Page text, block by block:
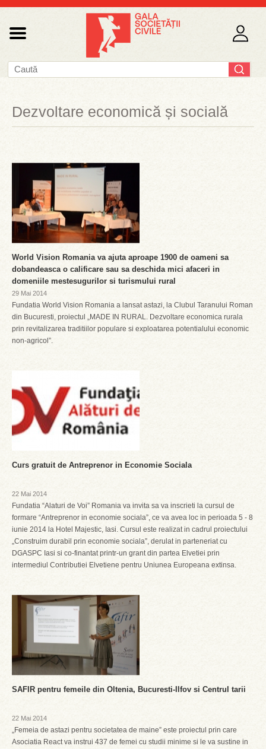
Dezvoltare economică și socială
World Vision Romania va ajuta aproape 1900 de oameni sa
dobandeasca o calificare sau sa deschida mici afaceri in
domeniile mestesugurilor si turismului rural
29 Mai 2014
Fundatia World Vision Romania a lansat astazi, la Clubul Taranului Roman
din Bucuresti, proiectul „MADE IN RURAL. Dezvoltare economica rurala
prin revitalizarea traditiilor populare si exploatarea potentialului economic
non-agricol”.
Curs gratuit de Antreprenor in Economie Sociala
22 Mai 2014
Fundatia “Alaturi de Voi” Romania va invita sa va inscrieti la cursul de
formare “Antreprenor in economie sociala”, ce va avea loc in perioada 5 - 8
iunie 2014 la Hotel Majestic, Iasi. Cursul este realizat in cadrul proiectului
„Construim durabil prin economie sociala”, derulat in parteneriat cu
DGASPC Iasi si co-finantat printr-un grant din partea Elvetiei prin
intermediul Contributiei Elvetiene pentru Uniunea Europeana extinsa.
SAFIR pentru femeile din Oltenia, Bucuresti-Ilfov si Centrul tarii
22 Mai 2014
„Femeia de astazi pentru societatea de maine” este proiectul prin care
Asociatia React va instrui 437 de femei cu studii minime si le va sustine in